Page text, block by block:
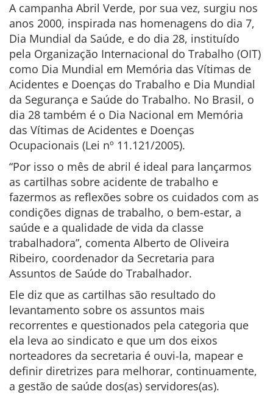
A campanha Abril Verde, por sua vez, surgiu nos
anos 2000, inspirada nas homenagens do dia 7,
Dia Mundial da Saúde, e do dia 28, instituído
pela Organização Internacional do Trabalho (OIT)
como Dia Mundial em Memória das Vítimas de
Acidentes e Doenças do Trabalho e Dia Mundial
da Segurança e Saúde do Trabalho. No Brasil, o
dia 28 também é o Dia Nacional em Memória
das Vítimas de Acidentes e Doenças
Ocupacionais (Lei nº 11.121/2005).
“Por isso o mês de abril é ideal para lançarmos
as cartilhas sobre acidente de trabalho e
fazermos as reflexões sobre os cuidados com as
condições dignas de trabalho, o bem-estar, a
saúde e a qualidade de vida da classe
trabalhadora”, comenta Alberto de Oliveira
Ribeiro, coordenador da Secretaria para
Assuntos de Saúde do Trabalhador.
Ele diz que as cartilhas são resultado do
levantamento sobre os assuntos mais
recorrentes e questionados pela categoria que
ela leva ao sindicato e que um dos eixos
norteadores da secretaria é ouvi-la, mapear e
definir diretrizes para melhorar, continuamente,
a gestão de saúde dos(as) servidores(as).